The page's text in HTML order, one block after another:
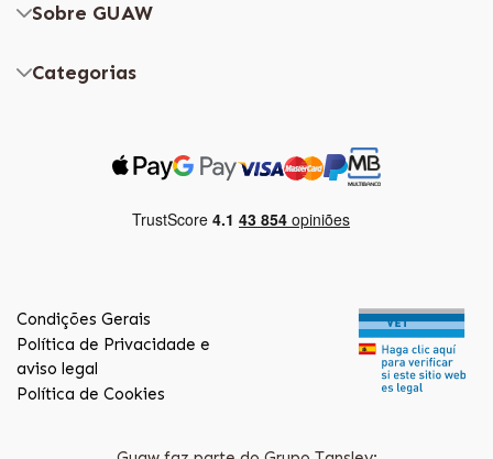
Sobre GUAW
Categorias
Condições Gerais
Política de Privacidade e
aviso legal
Política de Cookies